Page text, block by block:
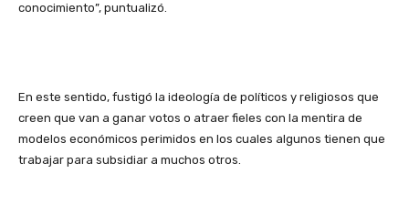
conocimiento”, puntualizó.
En este sentido, fustigó la ideología de políticos y religiosos que
creen que van a ganar votos o atraer fieles con la mentira de
modelos económicos perimidos en los cuales algunos tienen que
trabajar para subsidiar a muchos otros.